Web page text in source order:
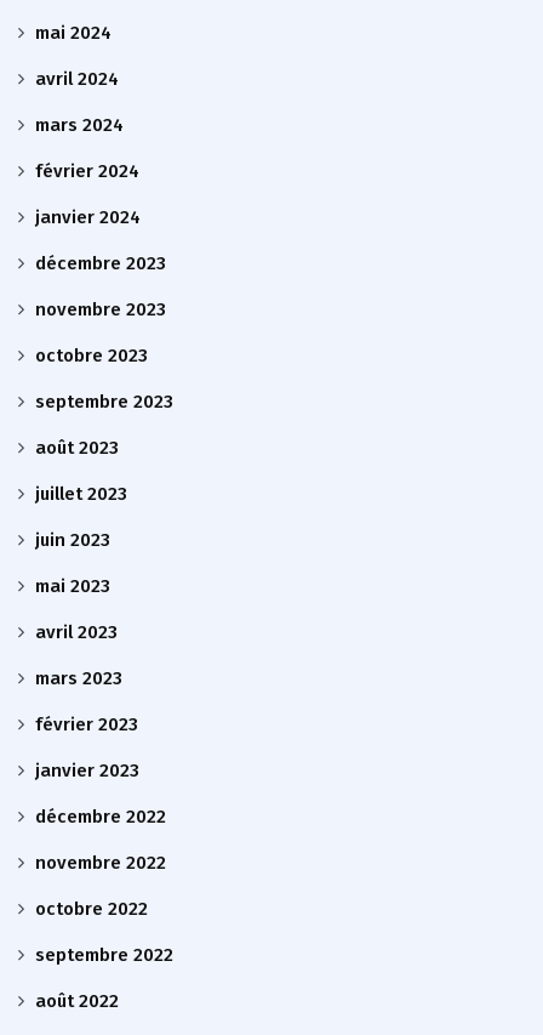
mai 2024
avril 2024
mars 2024
février 2024
janvier 2024
décembre 2023
novembre 2023
octobre 2023
septembre 2023
août 2023
juillet 2023
juin 2023
mai 2023
avril 2023
mars 2023
février 2023
janvier 2023
décembre 2022
novembre 2022
octobre 2022
septembre 2022
août 2022